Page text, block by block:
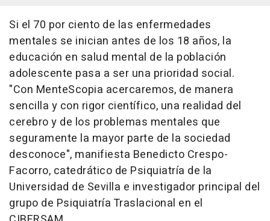
Si el 70 por ciento de las enfermedades
mentales se inician antes de los 18 años, la
educación en salud mental de la población
adolescente pasa a ser una prioridad social.
"Con MenteScopia acercaremos, de manera
sencilla y con rigor científico, una realidad del
cerebro y de los problemas mentales que
seguramente la mayor parte de la sociedad
desconoce", manifiesta Benedicto Crespo-
Facorro, catedrático de Psiquiatría de la
Universidad de Sevilla e investigador principal del
grupo de Psiquiatría Traslacional en el